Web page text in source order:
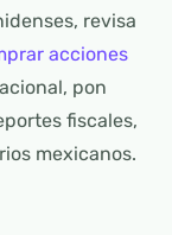
revisa
acciones
pon
fiscales,
mexicanos.